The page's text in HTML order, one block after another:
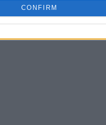
CONFIRM